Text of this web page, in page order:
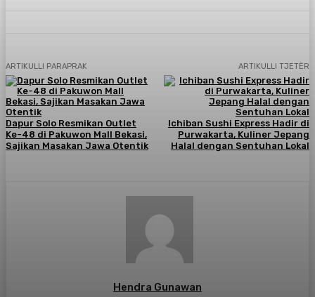
ARTIKULLI PARAPRAK
Dapur Solo Resmikan Outlet
Ke-48 di Pakuwon Mall Bekasi,
Sajikan Masakan Jawa Otentik
ARTIKULLI TJETËR
Ichiban Sushi Express Hadir di
Purwakarta, Kuliner Jepang
Halal dengan Sentuhan Lokal
Hendra Gunawan